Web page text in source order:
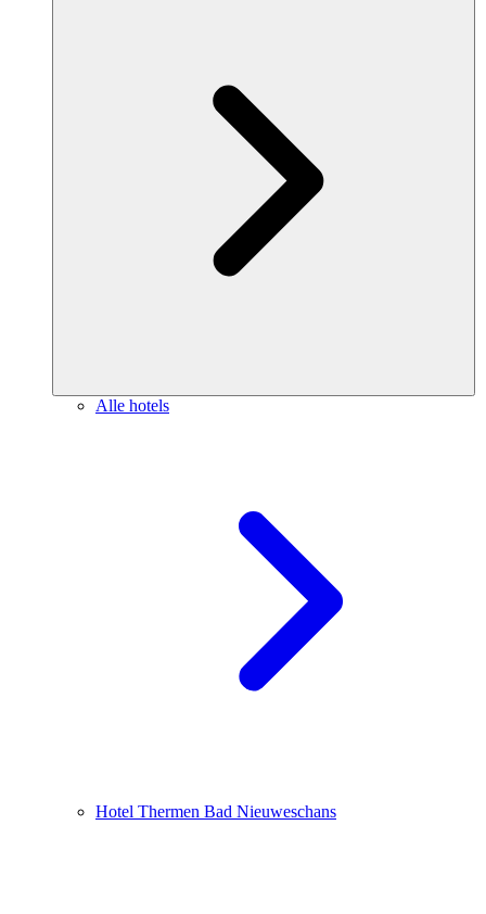
Alle hotels
Hotel Thermen Bad Nieuweschans